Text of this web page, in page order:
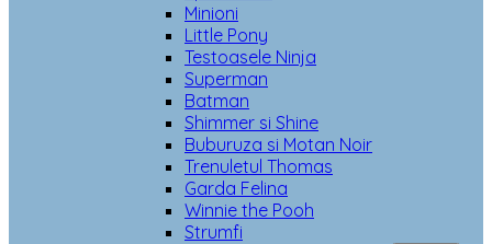
Minioni
Little Pony
Testoasele Ninja
Superman
Batman
Shimmer si Shine
Buburuza si Motan Noir
Trenuletul Thomas
Garda Felina
Winnie the Pooh
Strumfi